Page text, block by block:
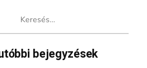
bejegyzések